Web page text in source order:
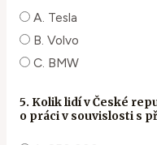
A. Tesla
B. Volvo
C. BMW
5. Kolik lidí v České
o práci v souvislosti s